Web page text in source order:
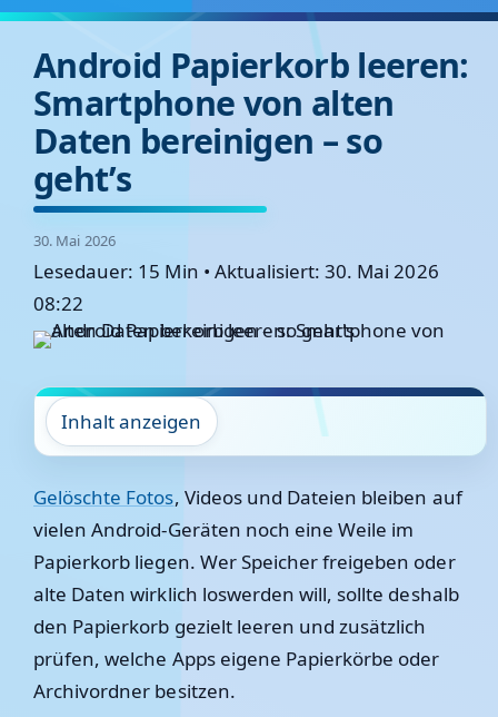
Android Papierkorb leeren:
Smartphone von alten
Daten bereinigen – so
geht’s
30. Mai 2026
Lesedauer: 15 Min • Aktualisiert: 30. Mai 2026
08:22
Inhalt anzeigen
Gelöschte Fotos, Videos und Dateien bleiben auf
vielen Android-Geräten noch eine Weile im
Papierkorb liegen. Wer Speicher freigeben oder
alte Daten wirklich loswerden will, sollte deshalb
den Papierkorb gezielt leeren und zusätzlich
prüfen, welche Apps eigene Papierkörbe oder
Archivordner besitzen.